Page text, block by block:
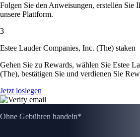
Folgen Sie den Anweisungen, erstellen Sie
unsere Plattform.
3
Estee Lauder Companies, Inc. (The) staken
Gehen Sie zu Rewards, wählen Sie Estee
(The), bestätigen Sie und verdienen Sie
Jetzt loslegen
Ohne Gebühren handeln*